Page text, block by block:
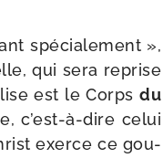
spé­cia­le­ment »,
qui sera reprise
est le Corpsdu
c’est-à-dire celui
exerce ce gou­